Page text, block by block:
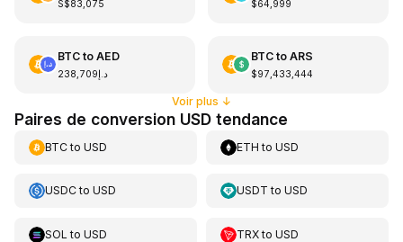
S$83,075 $64,999
BTCto AED
د.إ238,709
BTCto ARS
$97,433,444
Voir plus ↓
Paires de conversion USD tendance
BTCto USD ETH toUSD
USDCto USD USDT toUSD
SOL to USD TRXtoUSD